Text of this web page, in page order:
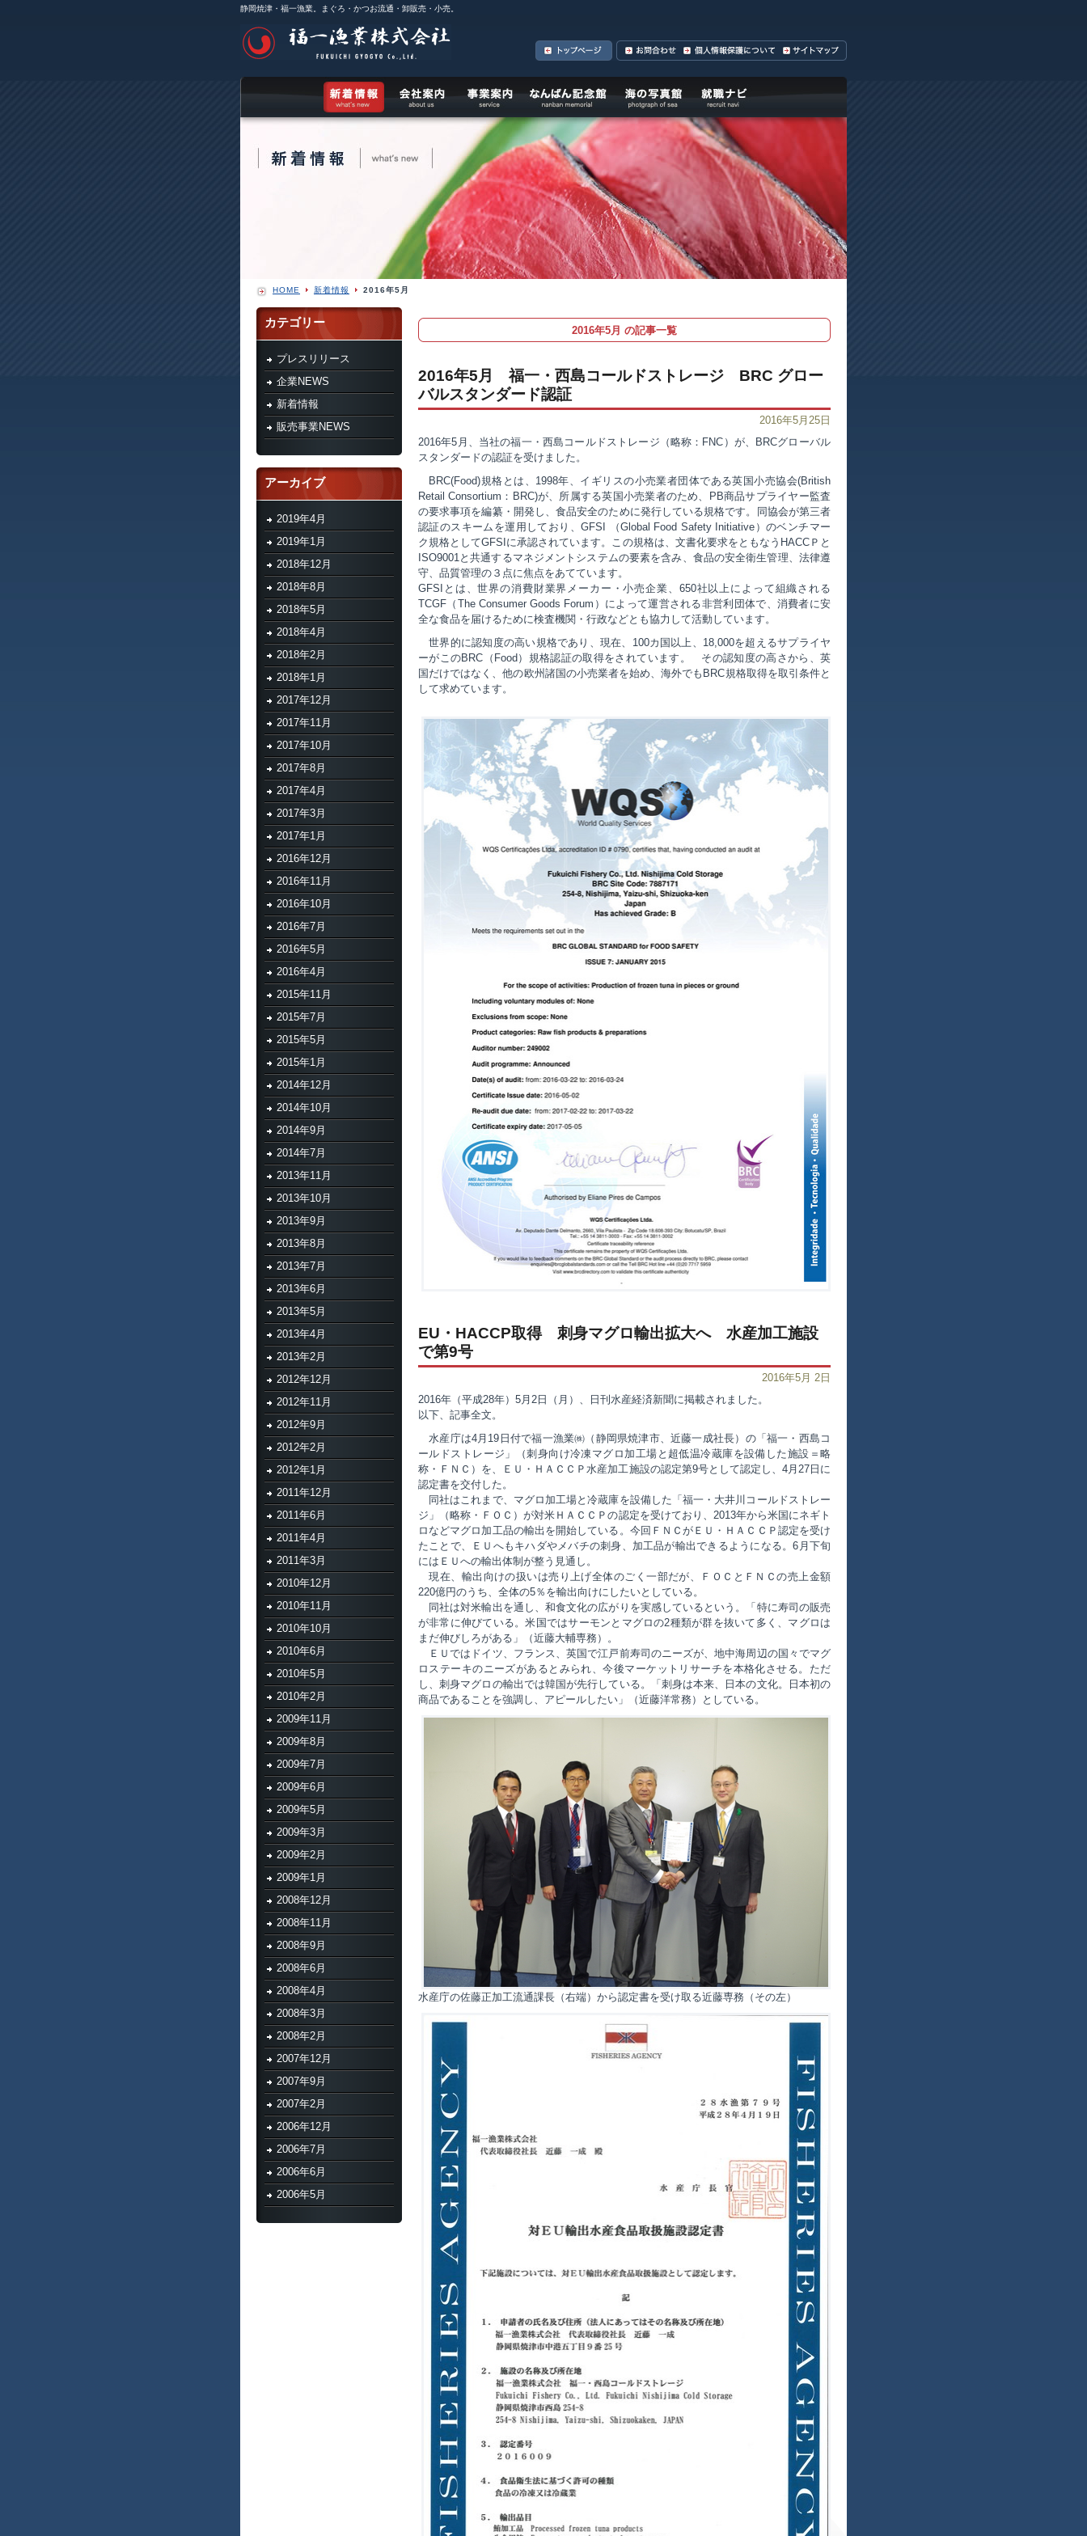
静岡焼津・福一漁業。まぐろ・かつお流通・卸販売・小売。
カテゴリー
プレスリリース
企業NEWS
新着情報
販売事業NEWS
アーカイブ
2019年4月
2019年1月
2018年12月
2018年8月
2018年5月
2018年4月
2018年2月
2018年1月
2017年12月
2017年11月
2017年10月
2017年8月
2017年4月
2017年3月
2017年1月
2016年12月
2016年11月
2016年10月
2016年7月
2016年5月
2016年4月
2015年11月
2015年7月
2015年5月
2015年1月
2014年12月
2014年10月
2014年9月
2014年7月
2013年11月
2013年10月
2013年9月
2013年8月
2013年7月
2013年6月
2013年5月
2013年4月
2013年2月
2012年12月
2012年11月
2012年9月
2012年2月
2012年1月
2011年12月
2011年6月
2011年4月
2011年3月
2010年12月
2010年11月
2010年10月
2010年6月
2010年5月
2010年2月
2009年11月
2009年8月
2009年7月
2009年6月
2009年5月
2009年3月
2009年2月
2009年1月
2008年12月
2008年11月
2008年9月
2008年6月
2008年4月
2008年3月
2008年2月
2007年12月
2007年9月
2007年2月
2006年12月
2006年7月
2006年6月
2006年5月
HOME 新着情報 2016年5月
2016年5月 の記事一覧
2016年5月 福一・西島コールドストレージ BRC グロー
バルスタンダード認証
2016年5月25日
2016年5月、当社の福一・西島コールドストレージ（略称：FNC）が、BRCグローバル
スタンダードの認証を受けました。
BRC(Food)規格とは、1998年、イギリスの小売業者団体である英国小売協会(British
Retail Consortium：BRC)が、所属する英国小売業者のため、PB商品サプライヤー監査
の要求事項を編纂・開発し、食品安全のために発行している規格です。同協会が第三者
認証のスキームを運用しており、GFSI （Global Food Safety Initiative）のベンチマー
ク規格としてGFSIに承認されています。この規格は、文書化要求をともなうHACCＰと
ISO9001と共通するマネジメントシステムの要素を含み、食品の安全衛生管理、法律遵
守、品質管理の３点に焦点をあてています。
GFSIとは、世界の消費財業界メーカー・小売企業、650社以上によって組織される
TCGF（The Consumer Goods Forum）によって運営される非営利団体で、消費者に安
全な食品を届けるために検査機関・行政などとも協力して活動しています。
世界的に認知度の高い規格であり、現在、100カ国以上、18,000を超えるサプライヤ
ーがこのBRC（Food）規格認証の取得をされています。 その認知度の高さから、英
国だけではなく、他の欧州諸国の小売業者を始め、海外でもBRC規格取得を取引条件と
して求めています。
EU・HACCP取得 刺身マグロ輸出拡大へ 水産加工施設
で第9号
2016年5月 2日
2016年（平成28年）5月2日（月）、日刊水産経済新聞に掲載されました。
以下、記事全文。
水産庁は4月19日付で福一漁業㈱（静岡県焼津市、近藤一成社長）の「福一・西島コ
ールドストレージ」（刺身向け冷凍マグロ加工場と超低温冷蔵庫を設備した施設＝略
称・ＦＮＣ）を、ＥＵ・ＨＡＣＣＰ水産加工施設の認定第9号として認定し、4月27日に
認定書を交付した。
同社はこれまで、マグロ加工場と冷蔵庫を設備した「福一・大井川コールドストレー
ジ」（略称・ＦＯＣ）が対米ＨＡＣＣＰの認定を受けており、2013年から米国にネギト
ロなどマグロ加工品の輸出を開始している。今回ＦＮＣがＥＵ・ＨＡＣＣＰ認定を受け
たことで、ＥＵへもキハダやメバチの刺身、加工品が輸出できるようになる。6月下旬
にはＥＵへの輸出体制が整う見通し。
現在、輸出向けの扱いは売り上げ全体のごく一部だが、ＦＯＣとＦＮＣの売上金額
220億円のうち、全体の5％を輸出向けにしたいとしている。
同社は対米輸出を通し、和食文化の広がりを実感しているという。「特に寿司の販売
が非常に伸びている。米国ではサーモンとマグロの2種類が群を抜いて多く、マグロは
まだ伸びしろがある」（近藤大輔専務）。
ＥＵではドイツ、フランス、英国で江戸前寿司のニーズが、地中海周辺の国々でマグ
ロステーキのニーズがあるとみられ、今後マーケットリサーチを本格化させる。ただ
し、刺身マグロの輸出では韓国が先行している。「刺身は本来、日本の文化。日本初の
商品であることを強調し、アピールしたい」（近藤洋常務）としている。
水産庁の佐藤正加工流通課長（右端）から認定書を受け取る近藤専務（その左）